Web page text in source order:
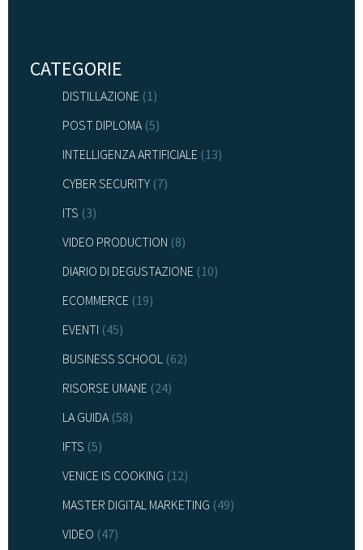
CATEGORIE
DISTILLAZIONE (1)
POST DIPLOMA(5)
INTELLIGENZA ARTIFICIALE (13)
CYBER SECURITY (7)
ITS (3)
VIDEO PRODUCTION (8)
DIARIO DI DEGUSTAZIONE (10)
ECOMMERCE (19)
EVENTI (45)
BUSINESS SCHOOL (62)
RISORSE UMANE (24)
LA GUIDA(58)
IFTS (5)
VENICE IS COOKING (12)
MASTER DIGITAL MARKETING (49)
VIDEO (47)